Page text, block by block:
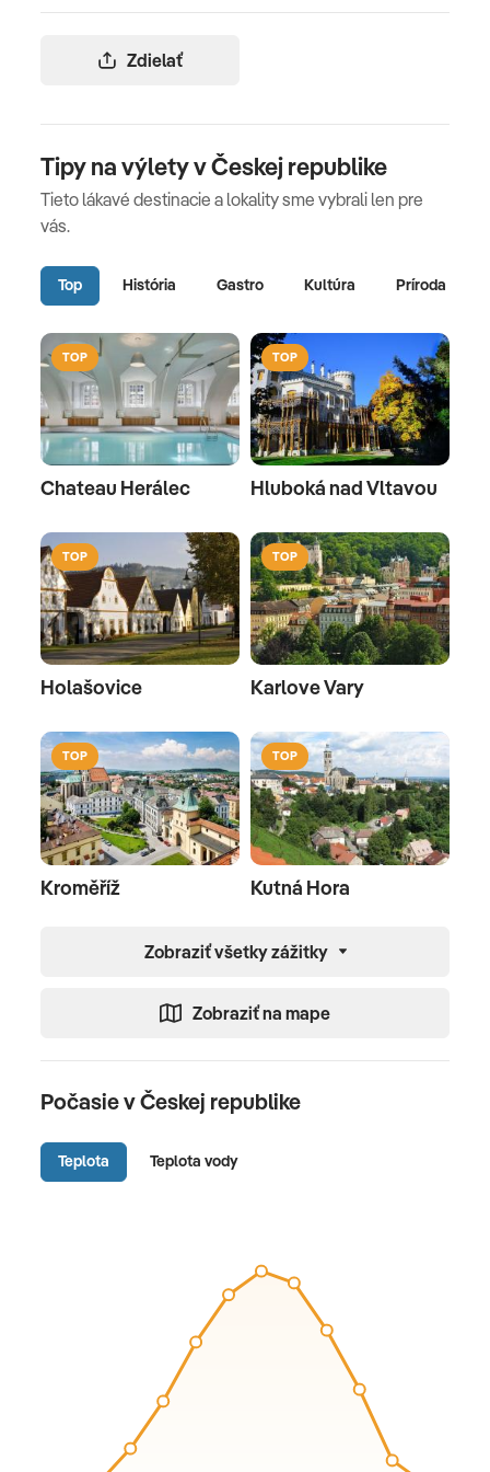
Zdielať
Tipy na výlety v Českej republike
Tieto lákavé destinacie a lokality sme vybrali len pre
vás.
Top História Gastro Kultúra Príroda
TOP
Chateau Herálec
TOP
Hluboká nad Vltavou
TOP
Holašovice
TOP
Karlove Vary
TOP
Kroměříž
TOP
Kutná Hora
Zobraziť všetky zážitky
Zobraziť na mape
Počasie v Českej republike
Teplota Teplota vody